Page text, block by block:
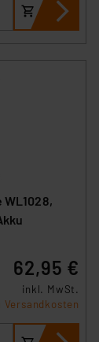
62,95 €
inkl. MwSt.